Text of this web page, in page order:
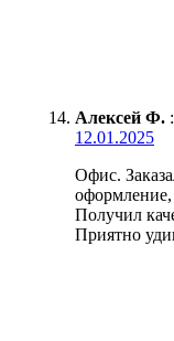
Алексей Ф. :
12.01.2025
Офис.
Получил
Приятно